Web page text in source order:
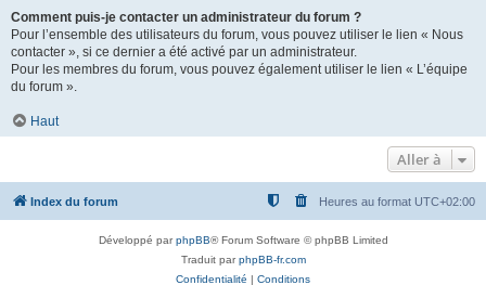
Comment puis-je contacter un administrateur du forum ?
Pour l’ensemble des utilisateurs du forum, vous pouvez utiliser le lien « Nous
contacter », si ce dernier a été activé par un administrateur.
Pour les membres du forum, vous pouvez également utiliser le lien « L’équipe
du forum ».
Haut
Aller à
Index du forum Heures au format UTC+02:00
Développé parphpBB® Forum Software © phpBB Limited
Traduit parphpBB-fr.com
Confidentialité | Conditions